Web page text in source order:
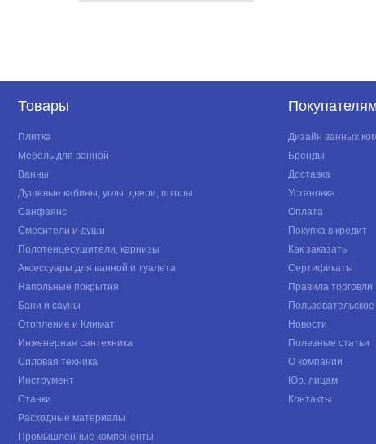
Товары
Плитка
Мебель для ванной
Ванны
Душевые кабины, углы, двери, шторы
Санфаянс
Смесители и души
Полотенцесушители, карнизы
Аксессуары для ванной и туалета
Напольные покрытия
Бани и сауны
Отопление и Климат
Инженерная сантехника
Силовая техника
Инструмент
Станки
Расходные материалы
Промышленные компоненты
Дизайн ванных
Бренды
Доставка
Установка
Оплата
Покупка в кредит
Как заказать
Сертификаты
Правила торговли
Новости
Полезные статьи
О компании
Юр. лицам
Контакты